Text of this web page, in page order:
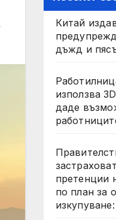
Китай
дъжд и
използва
даде
претенции
по план за